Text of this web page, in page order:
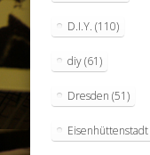
D.I.Y. (110)
diy(61)
Dresden (51)
Eisenhüttenstadt